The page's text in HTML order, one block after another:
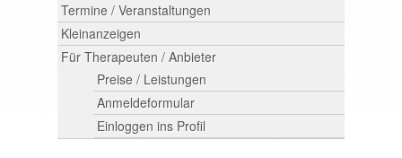
Termine / Veranstaltungen
Kleinanzeigen
Für Therapeuten / Anbieter
Preise / Leistungen
Anmeldeformular
Einloggen ins Profil